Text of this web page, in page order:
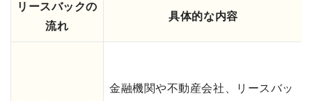
リースバックの
流れ
具体的な内容
金融機関や不動産会社、リースバッ